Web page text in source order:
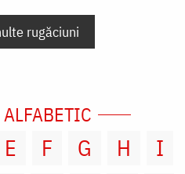
rugăciuni
E F G H
I